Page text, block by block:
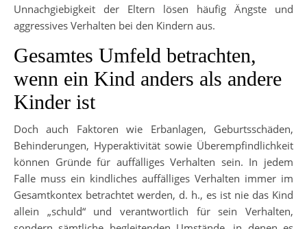
Unnachgiebigkeit der Eltern lösen häufig Ängste und
aggressives Verhalten bei den Kindern aus.
Gesamtes Umfeld betrachten,
wenn ein Kind anders als andere
Kinder ist
Doch auch Faktoren wie Erbanlagen, Geburtsschäden,
Behinderungen, Hyperaktivität sowie Überempfindlichkeit
können Gründe für auffälliges Verhalten sein. In jedem
Falle muss ein kindliches auffälliges Verhalten immer im
Gesamtkontex betrachtet werden, d. h., es ist nie das Kind
allein „schuld“ und verantwortlich für sein Verhalten,